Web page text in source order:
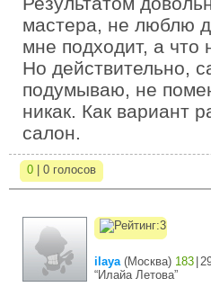
мастера, не люблю
мне подходит, а что
Но действительно,
подумываю, не
никак. Как вариант
салон.
0 | 0 голосов
ilaya(Москва) 183
“Илайа Летова”